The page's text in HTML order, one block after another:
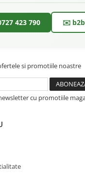
423 790 ✉️
si promotiile noastre
cu promotiile